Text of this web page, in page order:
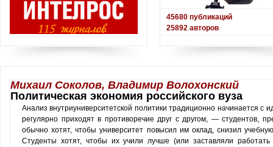
45680 публикаций
25892 авторов
Михаил Соколов, Владимир Волохонский
Политическая экономия российского вуза
Анализ внутриуниверситетской политики традиционно начинается с
регулярно приходят в противоречие друг с другом, — студентов,
обычно хотят, чтобы университет повысил им оклад, снизил
Студенты хотят, чтобы их учили лучше (или заставляли